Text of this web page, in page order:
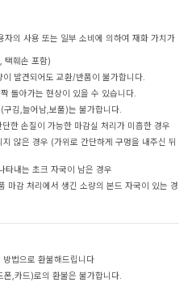
의 사용 또는 일부 소비에 의하여 재화 가치가
택훼손 포함)
발견되어도 교환/반품이 불가합니다.
돌아가는 현상이 있을 수 있습니다.
김,늘어남,보풀)는 불가합니다.
한 손질이 가능한 마감실 처리가 미흡한 경우
않은 경우 (가위로 간단하게 구멍을 내주신 뒤
타내는 초크 자국이 남은 경우
마감 처리에서 생긴 소량의 본드 자국이 있는 경
법으로 환불해드립니다
,카드)로의 환불은 불가합니다.